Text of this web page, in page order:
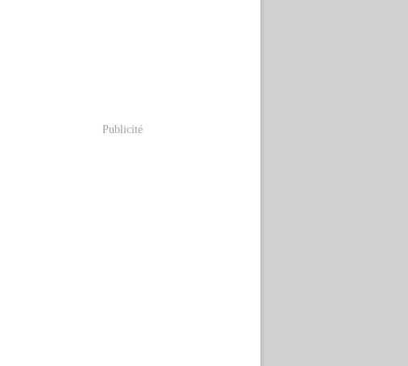
Publicité